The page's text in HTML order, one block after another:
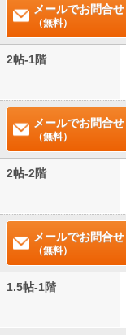
メールでお問合せ
（無料）
2帖-1階
メールでお問合せ
（無料）
2帖-2階
メールでお問合せ
（無料）
1.5帖-1階